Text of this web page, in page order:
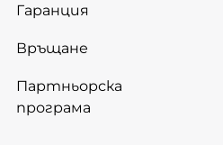
Гаранция
Връщане
Партньорска
програма